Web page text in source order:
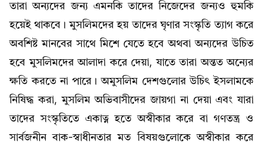
তারা অন্যদের জন্য এমনকি তাদের নিজেদের জন্যও হুমকি
হয়েই থাকবে। মুসলিমদের হয় তাদের ঘৃণার সংস্কৃতি ত্যাগ করে
অবশিষ্ট মানবের সাথে মিশে যেতে হবে অথবা অন্যদের উচিত
হবে মুসলিমদের আলাদা করে দেয়া, যাতে তারা অন্তত অন্যের
ক্ষতি করতে না পারে। অমুসলিম দেশগুলোর উচিৎ ইসলামকে
নিষিদ্ধ করা, মুসলিম অভিবাসীদের জায়গা না দেয়া এবং যারা
তাদের সংস্কৃতিতে একাত্ন হতে অস্বীকার করে বা গণতন্ত্র ও
সার্বজনীন বাক-স্বাধীনতার মত বিষয়গুলোকে অস্বীকার করে